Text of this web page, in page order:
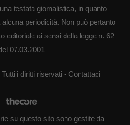
testata giornalistica, in quanto
periodicità. Non può pertanto
editoriale ai sensi della legge n. 62
07.03.2001
i diritti riservati - Contattaci
su questo sito sono gestite da